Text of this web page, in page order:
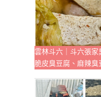
雲林斗六｜斗六張
脆皮臭豆腐、麻辣臭